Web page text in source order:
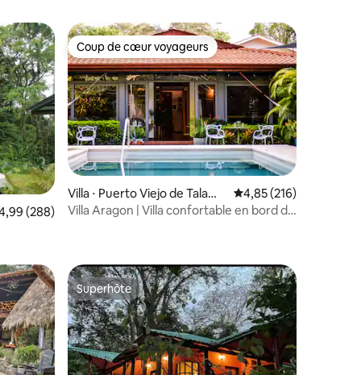
: 4,88 sur 5
appréciés
moyenne sur la base de 288 commentaires : 4,99 sur 5
(288)
Coup de cœur voyageurs
Coup de cœur voyageurs
Villa ⋅ Puerto Viejo de Talama
nca
Évaluation moyenne
4,85 (216)
Villa Aragon | Villa confortable en bord de
appréciés Superhôte
Superhôte